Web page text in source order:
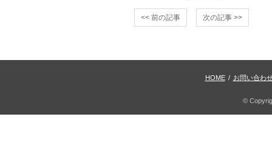
<< 前の記事 次の記事 >>
HOME / お問い合わ
©